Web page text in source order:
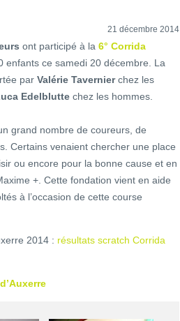
21 décembre 2014
ont participé à la 6° Corrida
enfants ce samedi 20 décembre. La
par Valérie Tavernierchez les
Edelblutte chez les hommes.
grand nombre de coureurs, de
Certains venaient chercher une place
ou encore pour la bonne cause et en
+. Cette fondation vient en aide
à l’occasion de cette course
2014 : résultats scratch Corrida